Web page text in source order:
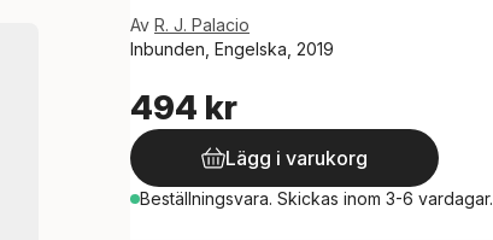
Av R. J. Palacio
Inbunden, Engelska, 2019
494 kr
Lägg i varukorg
Beställningsvara. Skickas inom 3-6 vardagar.